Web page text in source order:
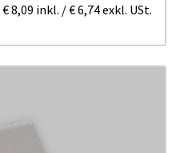
€ 8,09 inkl. /€ 6,74exkl. USt.